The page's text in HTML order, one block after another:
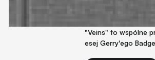
"Veins" to wspólne
esej Gerry'ego